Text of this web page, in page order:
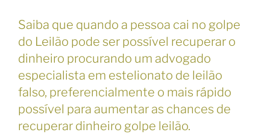
Saiba que quando a pessoa cai no golpe
do Leilão pode ser possível recuperar o
dinheiro procurando um advogado
especialista em estelionato de leilão
falso, preferencialmente o mais rápido
possível para aumentar as chances de
recuperar dinheiro golpe leilão.